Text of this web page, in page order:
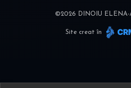
©2026 DINOIU ELENA-
Site creat în